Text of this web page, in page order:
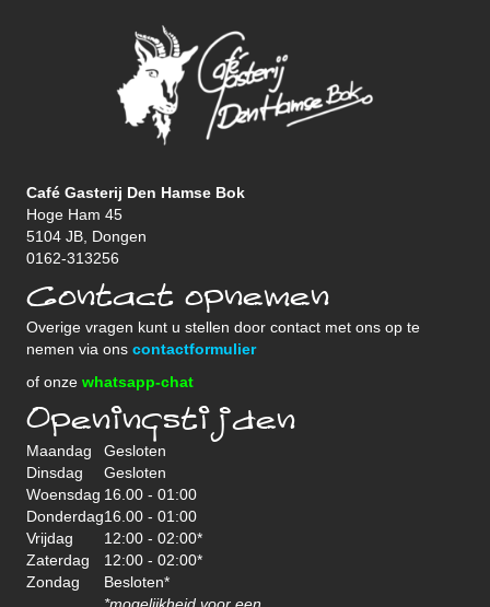
Café Gasterij Den Hamse Bok
Hoge Ham 45
5104 JB, Dongen
0162-313256
Contact opnemen
Overige vragen kunt u stellen door contact met ons op te
nemen via ons contactformulier
of onze whatsapp-chat
Openingstijden
Maandag
Gesloten
Dinsdag
Gesloten
Woensdag 16.00 - 01:00
Donderdag16.00 - 01:00
Vrijdag
12:00 - 02:00*
Zaterdag
12:00 - 02:00*
Zondag
Besloten*